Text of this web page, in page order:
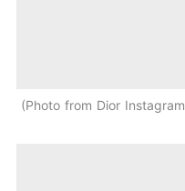
Photo from Dior Instagram